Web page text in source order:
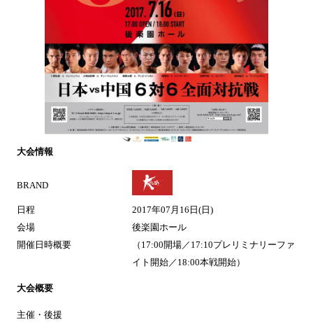
大会情報
BRAND
日程
2017年07月16日(日)
会場
後楽園ホール
開催日時概要
（17:00開場／17:10プレリミナリーファ
イト開始／18:00本戦開始）
大会概要
主催・後援